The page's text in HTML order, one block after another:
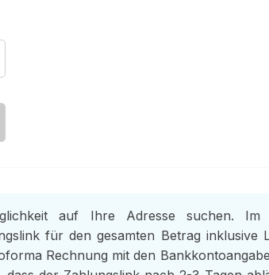
auf Ihre Adresse suchen. Im
für den gesamten Betrag inklusive
Rechnung mit den